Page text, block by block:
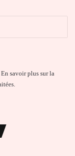
En savoir plus sur la